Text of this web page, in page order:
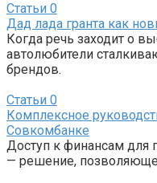
Статьи 0
Дад лада гранта как
Когда речь заходит о
автолюбители
брендов.
Статьи 0
Комплексное
Совкомбанке
Доступ к финансам для
— решение,